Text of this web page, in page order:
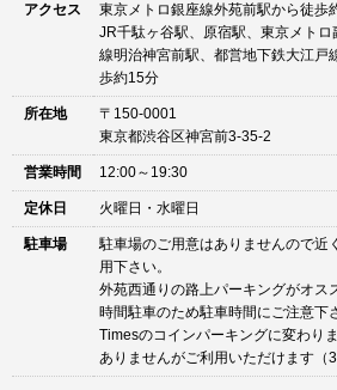
アクセス
東京メトロ銀座線外苑前駅から徒歩
JR千駄ヶ谷駅、原宿駅、東京メト
線明治神宮前駅、都営地下鉄大江戸
歩約15分
所在地
〒150-0001
東京都渋谷区神宮前3-35-2
営業時間 12:00～19:30
定休日 火曜日・水曜日
駐車場
駐車場のご用意はありませんので近
用下さい。
外苑西通りの路上パーキングがオス
時間駐車のため駐車時間にご注意下
Timesのコインパーキングに変わり
ありませんがご利用いただけます（3